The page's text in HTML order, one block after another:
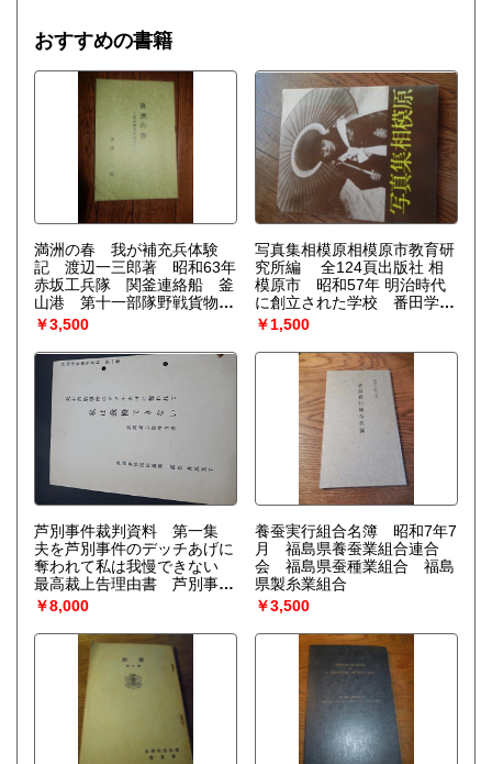
びつけ、ゆらぎの巨視的理論を包含する一般化された熱力学
を作り上げなくてはならない。〉散逸構造の理論で、1977
年、ノーベル化学賞を受賞したプリゴジンの、グランスドル
フとの共著による初期の著作。開放系に現れる構造の問題
を、非平衡熱力学の立場から、物理学、化学、生物学につい
て、統一的な観点からの説明を試みる。
おすすめの書籍
満洲の春 我が補充兵体験
記 渡辺一三郎著 昭和63年
赤坂工兵隊 関釜連絡船 釜
山港 第十一部隊野戦貨物廠
（二六四三部隊）延吉収容
所 農奴クーリー生活 農奴
として朝鮮人の農家に配属
￥3,500
写真集相模原相模原市教育研
究所編 全124頁出版社 相
模原市 昭和57年 明治時代
に創立された学校 番田学
校 大正期横浜線の汽車と橋
本駅 明治3年 久所集落
斬進社他
￥1,500
芦別事件裁判資料 第一集
夫を芦別事件のデッチあげに
奪われて私は我慢できない
最高裁上告理由書 芦別事件
国賠裁判 原告 井尻光子
12ページ
￥8,000
養蚕実行組合名簿 昭和7年7
月 福島県養蚕業組合連合
会 福島県蚕種業組合 福島
県製糸業組合
￥3,500